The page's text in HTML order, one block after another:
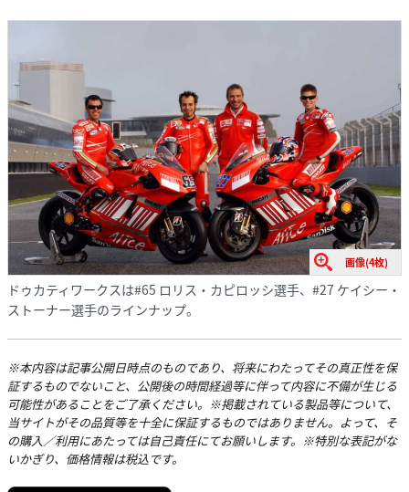
画像(4枚)
ドゥカティワークスは#65 ロリス・カピロッシ選手、#27 ケイシー・
ストーナー選手のラインナップ。
※本内容は記事公開日時点のものであり、将来にわたってその真正性を保
証するものでないこと、公開後の時間経過等に伴って内容に不備が生じる
可能性があることをご了承ください。※掲載されている製品等について、
当サイトがその品質等を十全に保証するものではありません。よって、そ
の購入／利用にあたっては自己責任にてお願いします。※特別な表記がな
いかぎり、価格情報は税込です。